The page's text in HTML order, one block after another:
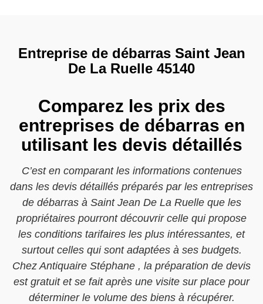
Entreprise de débarras Saint Jean
De La Ruelle 45140
Comparez les prix des
entreprises de débarras en
utilisant les devis détaillés
C’est en comparant les informations contenues
dans les devis détaillés préparés par les entreprises
de débarras à Saint Jean De La Ruelle que les
propriétaires pourront découvrir celle qui propose
les conditions tarifaires les plus intéressantes, et
surtout celles qui sont adaptées à ses budgets.
Chez Antiquaire Stéphane , la préparation de devis
est gratuit et se fait après une visite sur place pour
déterminer le volume des biens à récupérer.